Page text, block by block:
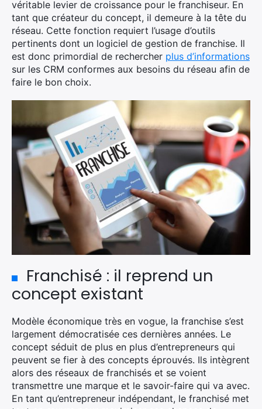
véritable levier de croissance pour le franchiseur. En
tant que créateur du concept, il demeure à la tête du
réseau. Cette fonction requiert l’usage d’outils
pertinents dont un logiciel de gestion de franchise. Il
est donc primordial de rechercher plus d’informations
sur les CRM conformes aux besoins du réseau afin de
faire le bon choix.
Franchisé : il reprend un
concept existant
Modèle économique très en vogue, la franchise s’est
largement démocratisée ces dernières années. Le
concept séduit de plus en plus d’entrepreneurs qui
peuvent se fier à des concepts éprouvés. Ils intègrent
alors des réseaux de franchisés et se voient
transmettre une marque et le savoir-faire qui va avec.
En tant qu’entrepreneur indépendant, le franchisé met
×